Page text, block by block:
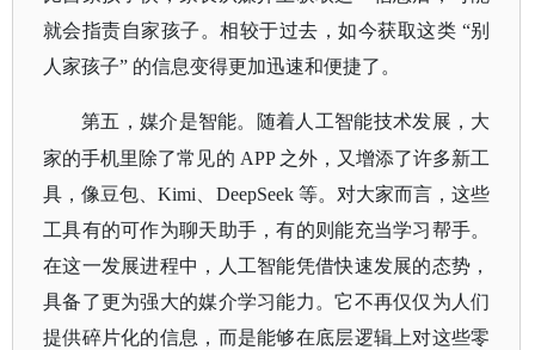
就会指责自家孩子。相较于过去，如今获取这类 “别
人家孩子” 的信息变得更加迅速和便捷了。
第五，媒介是智能。随着人工智能技术发展，大
家的手机里除了常见的 APP 之外，又增添了许多新工
具，像豆包、Kimi、DeepSeek 等。对大家而言，这些
工具有的可作为聊天助手，有的则能充当学习帮手。
在这一发展进程中，人工智能凭借快速发展的态势，
具备了更为强大的媒介学习能力。它不再仅仅为人们
提供碎片化的信息，而是能够在底层逻辑上对这些零